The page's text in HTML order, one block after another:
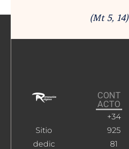
(Mt 5, 14)
Sitio
dedic
CONT
ACTO
+34
925
81